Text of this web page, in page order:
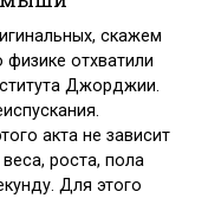
скажем
отхватили
Джорджии.
акта не зависит
роста, пола
Для этого